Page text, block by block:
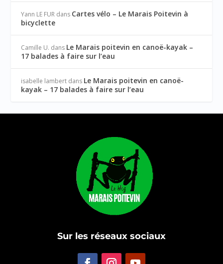
Yann LE FUR dans Cartes vélo – Le Marais Poitevin à
bicyclette
Camille U. dans Le Marais poitevin en canoë-kayak –
17 balades à faire sur l’eau
isabelle lambert dans Le Marais poitevin en canoë-
kayak – 17 balades à faire sur l’eau
Sur les réseaux sociaux